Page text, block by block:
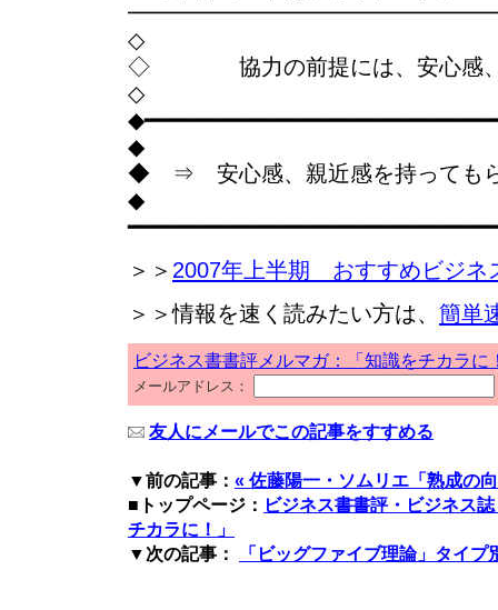
◇
◇ 協力の前提には、安心感、
◇
◆
◆ ⇒ 安心感、親近感を持ってもら
◆
＞＞ 2007年上半期 おすすめビジネ
＞＞情報を速く読みたい方は、 簡単
ビジネス書書評メルマガ：「知識をチカラに
メールアドレス：
友人にメールでこの記事をすすめる
▼前の記事： « 佐藤陽一・ソムリエ「熟成の
■トップページ： ビジネス書書評・ビジネス
チカラに！」
▼次の記事：
「ビッグファイブ理論」タイ